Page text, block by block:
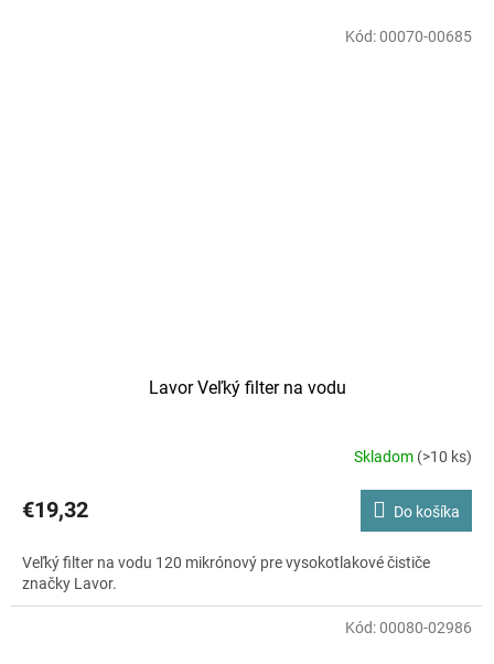
Lavor Veľký filter na vodu
produktu
je
z
5
hviezdičiek.
Skladom (>10 ks)
€19,32 Do košíka
Veľký filter na vodu 120 mikrónový pre vysokotlakové čističe
značky Lavor.
Kód:00070-00685
Kód:00080-02986